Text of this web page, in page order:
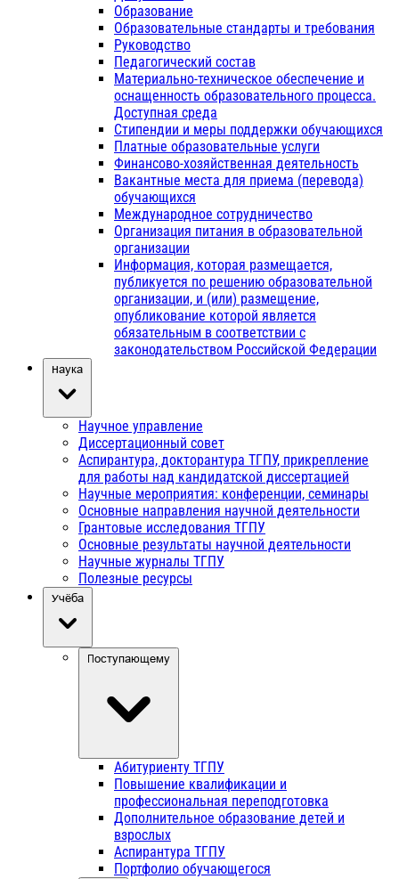
Образование
Образовательные стандарты и требования
Руководство
Педагогический состав
Материально-техническое обеспечение и
оснащенность образовательного процесса.
Доступная среда
Стипендии и меры поддержки обучающихся
Платные образовательные услуги
Финансово-хозяйственная деятельность
Вакантные места для приема (перевода)
обучающихся
Международное сотрудничество
Организация питания в образовательной
организации
Информация, которая размещается,
публикуется по решению образовательной
организации, и (или) размещение,
опубликование которой является
обязательным в соответствии с
законодательством Российской Федерации
Наука
Научное управление
Диссертационный совет
Аспирантура, докторантура ТГПУ, прикрепление
для работы над кандидатской диссертацией
Научные мероприятия: конференции, семинары
Основные направления научной деятельности
Грантовые исследования ТГПУ
Основные результаты научной деятельности
Научные журналы ТГПУ
Полезные ресурсы
Учёба
Поступающему
Абитуриенту ТГПУ
Повышение квалификации и
профессиональная переподготовка
Дополнительное образование детей и
взрослых
Аспирантура ТГПУ
Портфолио обучающегося